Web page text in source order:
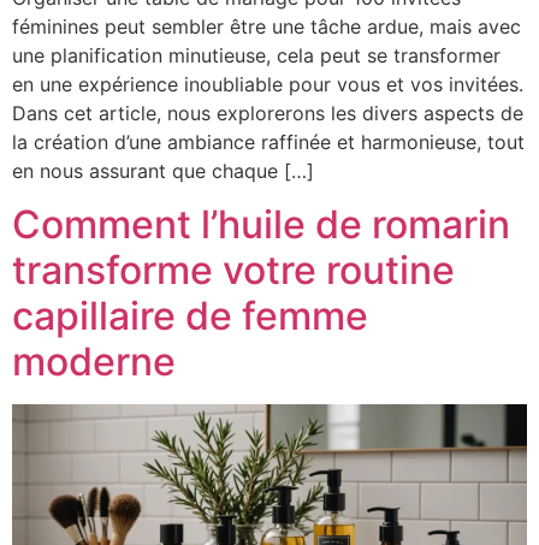
féminines peut sembler être une tâche ardue, mais avec
une planification minutieuse, cela peut se transformer
en une expérience inoubliable pour vous et vos invitées.
Dans cet article, nous explorerons les divers aspects de
la création d’une ambiance raffinée et harmonieuse, tout
en nous assurant que chaque […]
Comment l’huile de romarin
transforme votre routine
capillaire de femme
moderne